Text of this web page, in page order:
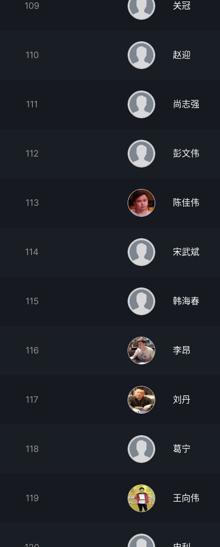
109 关冠
110 赵迎
111 尚志强
112 彭文伟
113 陈佳伟
114 宋武斌
115 韩海春
116 李昂
117 刘丹
118 葛宁
119 王向伟